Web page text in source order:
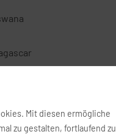
Mit diesen ermögliche
zu gestalten, fortlaufend zu